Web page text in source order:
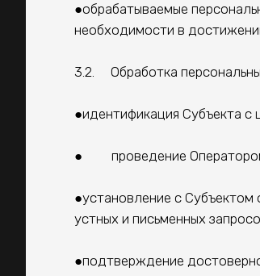
●обрабатываемые
необходимости в
3.2. Обработка
●идентификация Субъекта
● проведение Оператором
●установление с Субъектом
устных и письменных
●подтверждение